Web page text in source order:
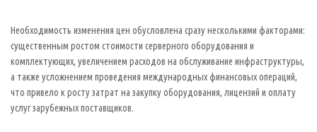
Необходимость изменения цен обусловлена сразу несколькими факторами:
существенным ростом стоимости серверного оборудования и
комплектующих, увеличением расходов на обслуживание инфраструктуры,
а также усложнением проведения международных финансовых операций,
что привело к росту затрат на закупку оборудования, лицензий и оплату
услуг зарубежных поставщиков.